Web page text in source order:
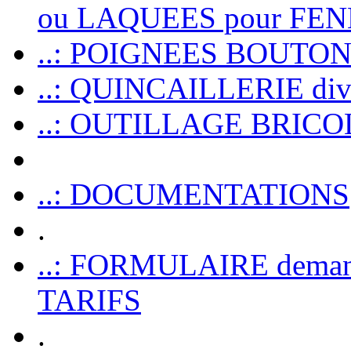
ou LAQUEES pour
..: POIGNEES
..: QUINCAILLERIE
..: OUTILLAGE
..: DOCUMENTATIONS
.
..: FORMULAIRE
TARIFS
.